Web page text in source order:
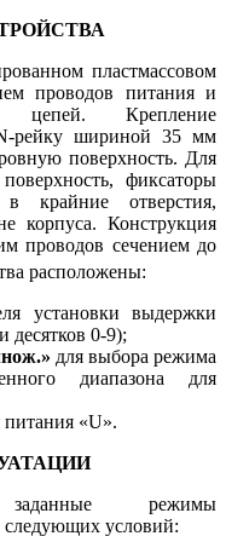
пластмассовом
проводов питания и
цепей. Крепление
рейку шириной 35 мм
поверхность. Для
фиксаторы
в крайние отверстия,
корпуса. Конструкция
проводов сечением до
расположены:
установки выдержки
десятков 0-9);
для выбора режима
диапазона для
«U».
заданные режимы
условий: